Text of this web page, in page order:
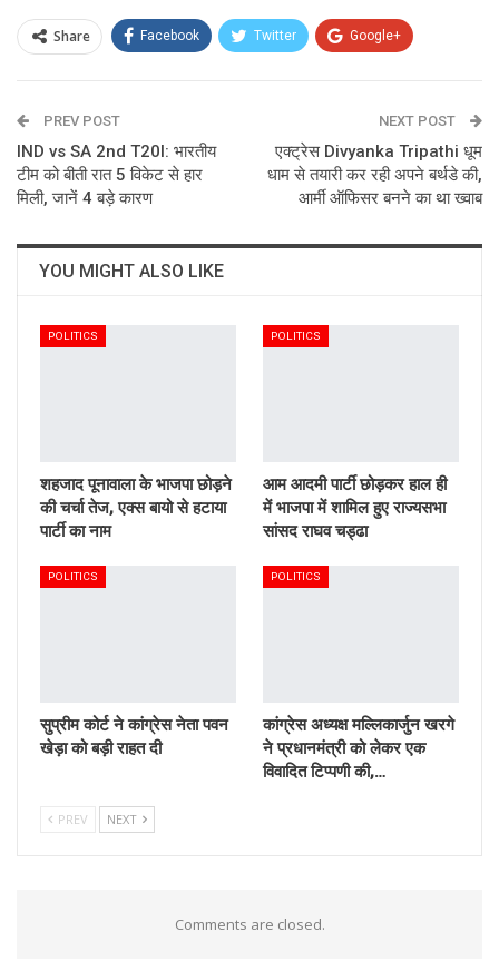
Share Facebook Twitter Google+
Email
PREV POST
IND vs SA 2nd T20I: भारतीय
टीम को बीती रात 5 विकेट से हार
मिली, जानें 4 बड़े कारण
NEXT POST
एक्ट्रेस Divyanka Tripathi धूम
धाम से तयारी कर रही अपने बर्थडे की,
आर्मी ऑफिसर बनने का था ख्वाब
YOU MIGHT ALSO LIKE
POLITICS
शहजाद पूनावाला के भाजपा छोड़ने
की चर्चा तेज, एक्स बायो से हटाया
पार्टी का नाम
POLITICS
आम आदमी पार्टी छोड़कर हाल ही
में भाजपा में शामिल हुए राज्यसभा
सांसद राघव चड्ढा
POLITICS
सुप्रीम कोर्ट ने कांग्रेस नेता पवन
खेड़ा को बड़ी राहत दी
POLITICS
कांग्रेस अध्यक्ष मल्लिकार्जुन खरगे
ने प्रधानमंत्री को लेकर एक
विवादित टिप्पणी की,…
PREV NEXT
Comments are closed.